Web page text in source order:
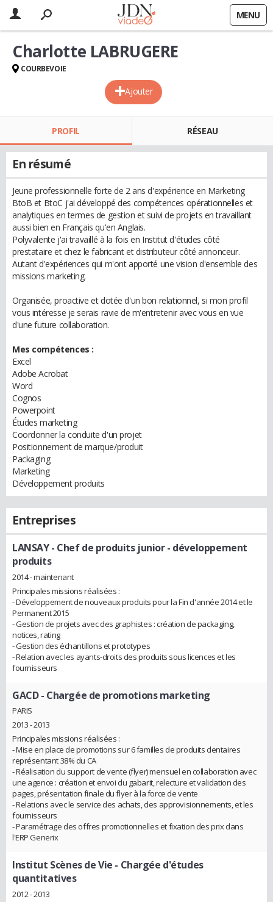
MENU
Ajouter
Charlotte LABRUGERE
COURBEVOIE
PROFIL RÉSEAU
En résumé
Jeune professionnelle forte de 2 ans d'expérience en Marketing
BtoB et BtoC j'ai développé des compétences opérationnelles et
analytiques en termes de gestion et suivi de projets en travaillant
aussi bien en Français qu'en Anglais.
Polyvalente j'ai travaillé à la fois en Institut d'études côté
prestataire et chez le fabricant et distributeur côté annonceur.
Autant d'expériences qui m'ont apporté une vision d'ensemble des
missions marketing.
Organisée, proactive et dotée d'un bon relationnel, si mon profil
vous intéresse je serais ravie de m'entretenir avec vous en vue
d'une future collaboration.
Mes compétences :
Excel
Adobe Acrobat
Word
Cognos
Powerpoint
Études marketing
Coordonner la conduite d'un projet
Positionnement de marque/produit
Packaging
Marketing
Développement produits
Entreprises
LANSAY- Chef de produits junior - développement
produits
2014 - maintenant
Principales missions réalisées :
- Développement de nouveaux produits pour la Fin d'année 2014 et le
Permanent 2015
- Gestion de projets avec des graphistes : création de packaging,
notices, rating
- Gestion des échantillons et prototypes
- Relation avec les ayants-droits des produits sous licences et les
fournisseurs
GACD- Chargée de promotions marketing
PARIS
2013 - 2013
Principales missions réalisées :
- Mise en place de promotions sur 6 familles de produits dentaires
représentant 38% du CA
- Réalisation du support de vente (flyer) mensuel en collaboration avec
une agence : création et envoi du gabarit, relecture et validation des
pages, présentation finale du flyer à la force de vente
- Relations avec le service des achats, des approvisionnements, et les
fournisseurs
- Paramétrage des offres promotionnelles et fixation des prix dans
l'ERP Generix
Institut Scènes de Vie - Chargée d'études
quantitatives
2012 - 2013